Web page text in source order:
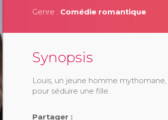
Genre : Comédie romantique
Synopsis
Louis, un jeune homme
pour séduire une fille.
Partager :